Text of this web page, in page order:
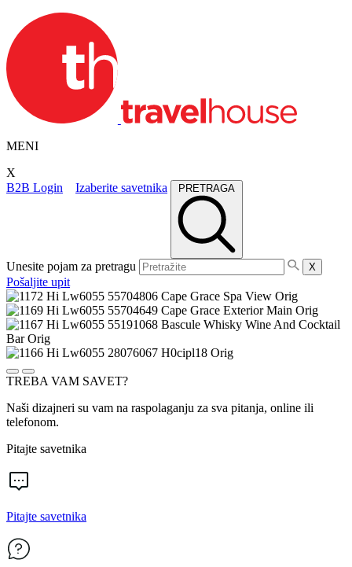
MENI
X
B2B Login
Izaberite savetnika PRETRAGA
Unesite pojam za pretragu X
Pošaljite upit
TREBA VAM SAVET?
Naši dizajneri su vam na raspolaganju za sva pitanja, online ili
telefonom.
Pitajte savetnika
Pitajte savetnika